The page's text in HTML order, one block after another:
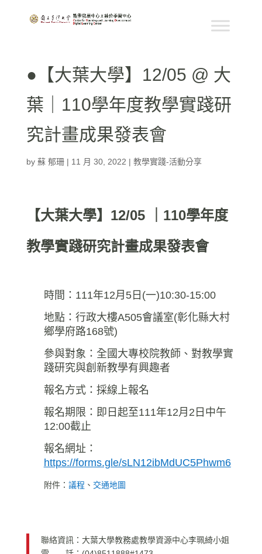
●【大葉大學】12/05 @ 大
葉｜110學年度教學實踐研
究計畫成果發表會
by 蘇 郁珊| 11 月 30, 2022 | 教學實踐-活動分享
【大葉大學】12/05 ｜110學年度
教學實踐研究計畫成果發表會
時間：111年12月5日(一)10:30-15:00
地點：行政大樓A505會議室(彰化縣大村
鄉學府路168號)
參與對象：全國大專校院教師、對教學實
踐研究與創新教學有興趣者
報名方式：採線上報名
報名期限：即日起至111年12月2日中午
12:00截止
報名網址：
https://forms.gle/sLN12ibMdUC5Phwm6
附件： 議程 、 交通地圖
聯絡資訊：大葉大學教務處教學資源中心李珮綺小姐